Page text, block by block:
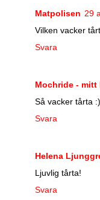
Matpolisen 29
Vilken vacker
Svara
Mochride -
Så vacker tårta :)
Svara
Helena
Ljuvlig tårta!
Svara